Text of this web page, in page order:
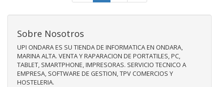
Sobre Nosotros
UPI ONDARA ES SU TIENDA DE INFORMATICA EN ONDARA,
MARINA ALTA. VENTA Y RAPARACION DE PORTATILES, PC,
TABLET, SMARTPHONE, IMPRESORAS. SERVICIO TECNICO A
EMPRESA, SOFTWARE DE GESTION, TPV COMERCIOS Y
HOSTELERIA.